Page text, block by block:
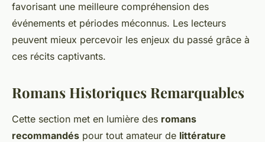
favorisant une meilleure compréhension des
événements et périodes méconnus. Les lecteurs
peuvent mieux percevoir les enjeux du passé grâce à
ces récits captivants.
Romans Historiques Remarquables
Cette section met en lumière des romans
recommandés pour tout amateur de littérature